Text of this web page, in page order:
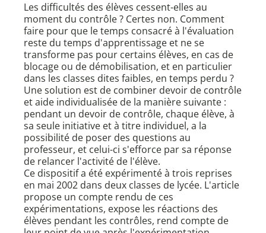
Les difficultés des élèves cessent-elles au
moment du contrôle ? Certes non. Comment
faire pour que le temps consacré à l'évaluation
reste du temps d'apprentissage et ne se
transforme pas pour certains élèves, en cas de
blocage ou de démobilisation, et en particulier
dans les classes dites faibles, en temps perdu ?
Une solution est de combiner devoir de contrôle
et aide individualisée de la manière suivante :
pendant un devoir de contrôle, chaque élève, à
sa seule initiative et à titre individuel, a la
possibilité de poser des questions au
professeur, et celui-ci s'efforce par sa réponse
de relancer l'activité de l'élève.
Ce dispositif a été expérimenté à trois reprises
en mai 2002 dans deux classes de lycée. L'article
propose un compte rendu de ces
expérimentations, expose les réactions des
élèves pendant les contrôles, rend compte de